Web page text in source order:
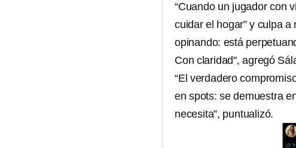
“Cuando un jugador con
cuidar el hogar” y culpa
opinando: está
Con claridad", agregó
“El verdadero
en spots: se demuestra
necesita”, puntualizó.